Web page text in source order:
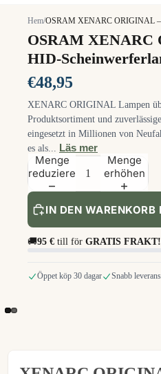
Hem/OSRAM XENARC ORIGINAL –
OSRAM XENARC
HID-
€48,95
XENARC ORIGINAL Lampen
Produktsortiment und
eingesetzt in Millionen von
es als... Läs mer
Menge
reduzieren
Menge
erhöhen
IN DEN WARENKORB
🚚95 € till för GRATIS FRAKT!
Öppet köp 30 dagar Snabb leverans